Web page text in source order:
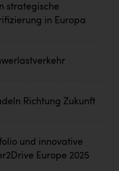
strategische
in Europa
Richtung Zukunft
und innovative
Europe 2025